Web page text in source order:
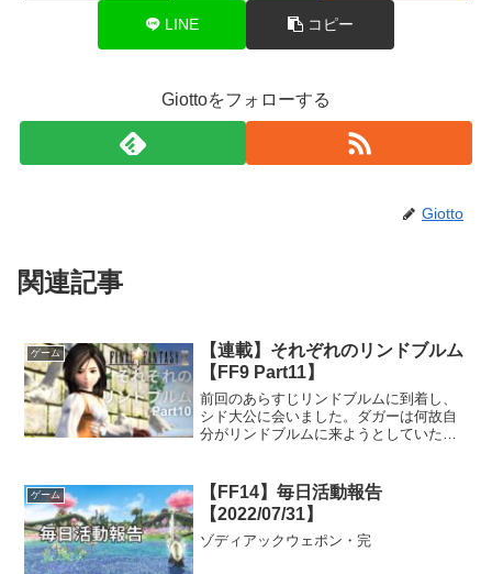
LINE コピー
Giottoをフォローする
Giotto
関連記事
ゲーム
【連載】それぞれのリンドブルム
【FF9 Part11】
前回のあらすじリンドブルムに到着し、
シド大公に会いました。ダガーは何故自
分がリンドブルムに来ようとしていたの
スにガーネット姫の誘拐を依頼したのも
シド自身でした。今回の物...
ゲーム
【FF14】毎日活動報告
【2022/07/31】
ゾディアックウェポン・完